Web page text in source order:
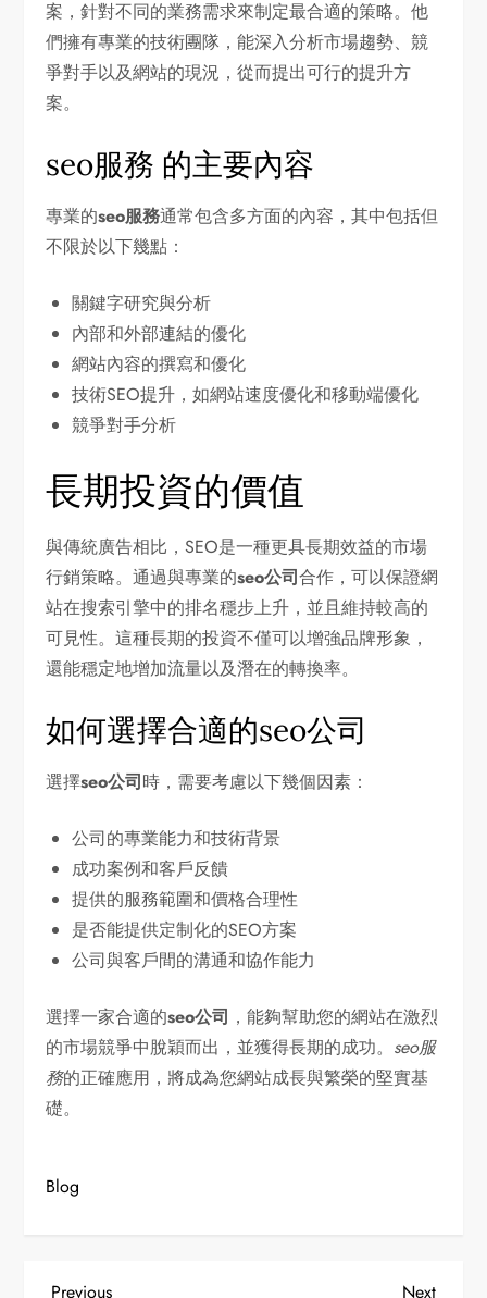
案，針對不同的業務需求來制定最合適的策略。他
們擁有專業的技術團隊，能深入分析市場趨勢、競
爭對手以及網站的現況，從而提出可行的提升方
案。
seo服務 的主要內容
專業的seo服務通常包含多方面的內容，其中包括但
不限於以下幾點：
關鍵字研究與分析
內部和外部連結的優化
網站內容的撰寫和優化
技術SEO提升，如網站速度優化和移動端優化
競爭對手分析
長期投資的價值
與傳統廣告相比，SEO是一種更具長期效益的市場
行銷策略。通過與專業的seo公司合作，可以保證網
站在搜索引擎中的排名穩步上升，並且維持較高的
可見性。這種長期的投資不僅可以增強品牌形象，
還能穩定地增加流量以及潛在的轉換率。
如何選擇合適的seo公司
選擇seo公司時，需要考慮以下幾個因素：
公司的專業能力和技術背景
成功案例和客戶反饋
提供的服務範圍和價格合理性
是否能提供定制化的SEO方案
公司與客戶間的溝通和協作能力
選擇一家合適的seo公司 ，能夠幫助您的網站在激烈
的市場競爭中脫穎而出，並獲得長期的成功。 seo服
務的正確應用，將成為您網站成長與繁榮的堅實基
礎。
Blog
Previous
Previous Next
Next